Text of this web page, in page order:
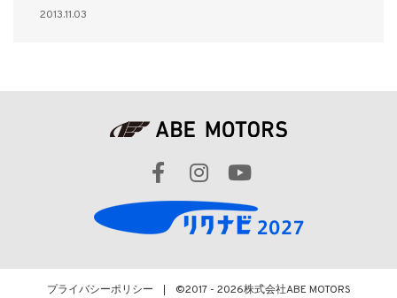
2013.11.03
プライバシーポリシー ©2017 - 2026株式会社ABE MOTORS